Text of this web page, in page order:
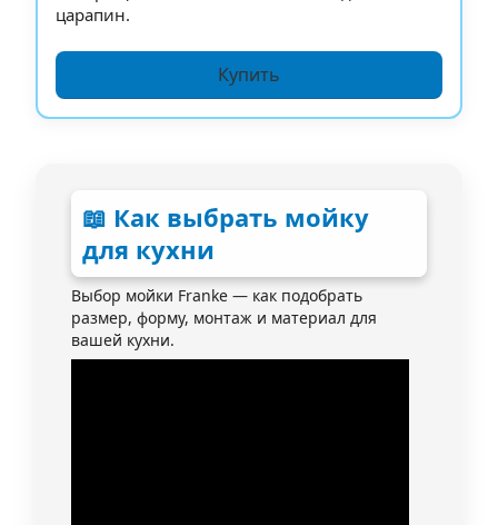
царапин.
Купить
📖 Как выбрать мойку
для кухни
Выбор мойки Franke — как подобрать
размер, форму, монтаж и материал для
вашей кухни.